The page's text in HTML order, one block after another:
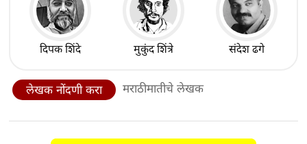
दिपक शिंदे मुकुंद शिंत्रे संदेश ढगे
लेखक नोंदणी करा मराठीमातीचे लेखक